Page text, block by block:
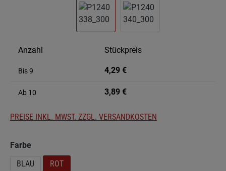
Anzahl Stückpreis
Bis9 4,29 €
Ab 10 3,89 €
PREISE INKL. MWST. ZZGL. VERSANDKOSTEN
Farbe
BLAU
ROT